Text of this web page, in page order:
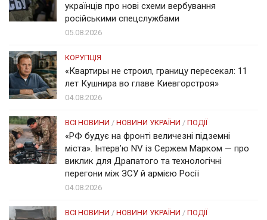
українців про нові схеми вербування
російськими спецслужбами
05.08.2026
КОРУПЦІЯ
«Квартиры не строил, границу пересекал: 11
лет Кушнира во главе Киевгорстроя»
04.08.2026
ВСІ НОВИНИ / НОВИНИ УКРАЇНИ / ПОДІЇ
«РФ будує на фронті величезні підземні
міста». Інтерв’ю NV із Сержем Марком — про
виклик для Драпатого та технологічні
перегони між ЗСУ й армією Росії
04.08.2026
ВСІ НОВИНИ / НОВИНИ УКРАЇНИ / ПОДІЇ